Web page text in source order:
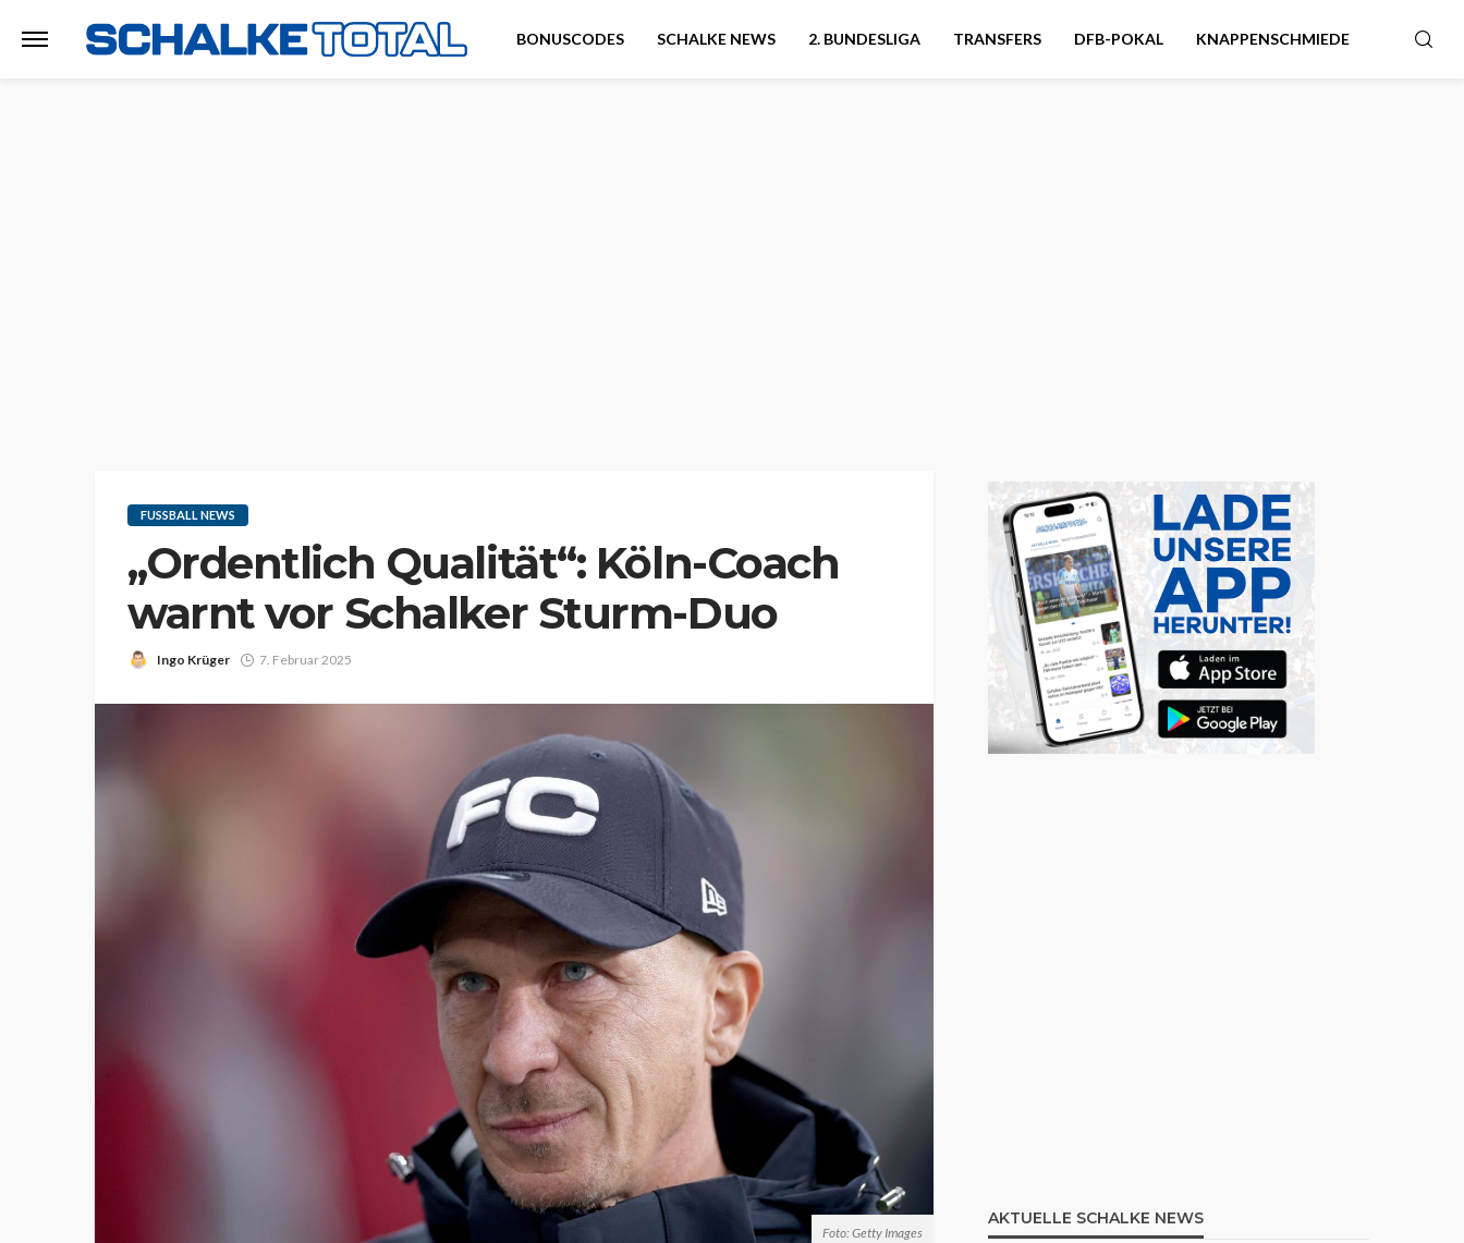
BONUSCODES SCHALKE NEWS 2. BUNDESLIGA TRANSFERS DFB-POKAL KNAPPENSCHMIEDE
FUSSBALL NEWS
„Ordentlich Qualität“: Köln-Coach
warnt vor Schalker Sturm-Duo
Ingo Krüger 7. Februar 2025
Foto: Getty Images
AKTUELLE SCHALKE NEWS